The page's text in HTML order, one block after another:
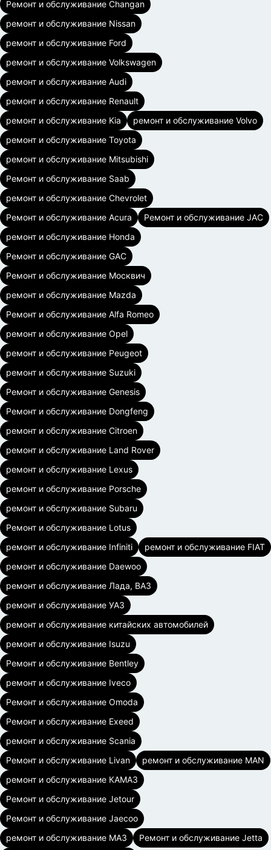
Ремонт и обслуживание Changan
ремонт и обслуживание Nissan
ремонт и обслуживание Ford
ремонт и обслуживание Volkswagen
ремонт и обслуживание Audi
ремонт и обслуживание Renault
ремонт и обслуживание Kia
ремонт и обслуживание Volvo
ремонт и обслуживание Toyota
ремонт и обслуживание Mitsubishi
Ремонт и обслуживание Saab
ремонт и обслуживание Chevrolet
Ремонт и обслуживание Acura
Ремонт и обслуживание JAC
ремонт и обслуживание Honda
Ремонт и обслуживание GAC
Ремонт и обслуживание Москвич
ремонт и обслуживание Mazda
Ремонт и обслуживание Alfa Romeo
ремонт и обслуживание Opel
ремонт и обслуживание Peugeot
ремонт и обслуживание Suzuki
Ремонт и обслуживание Genesis
Ремонт и обслуживание Dongfeng
ремонт и обслуживание Citroen
ремонт и обслуживание Land Rover
ремонт и обслуживание Lexus
ремонт и обслуживание Porsche
ремонт и обслуживание Subaru
Ремонт и обслуживание Lotus
ремонт и обслуживание Infiniti
ремонт и обслуживание FIAT
ремонт и обслуживание Daewoo
ремонт и обслуживание Лада, ВАЗ
ремонт и обслуживание УАЗ
ремонт и обслуживание китайских автомобилей
ремонт и обслуживание Isuzu
Ремонт и обслуживание Bentley
ремонт и обслуживание Iveco
Ремонт и обслуживание Omoda
Ремонт и обслуживание Exeed
ремонт и обслуживание Scania
Ремонт и обслуживание Livan
ремонт и обслуживание MAN
ремонт и обслуживание КАМАЗ
Ремонт и обслуживание Jetour
Ремонт и обслуживание Jaecoo
ремонт и обслуживание МАЗ
Ремонт и обслуживание Jetta